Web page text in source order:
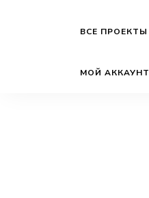
ВСЕ ПРОЕКТЫ
МОЙ АККАУНТ